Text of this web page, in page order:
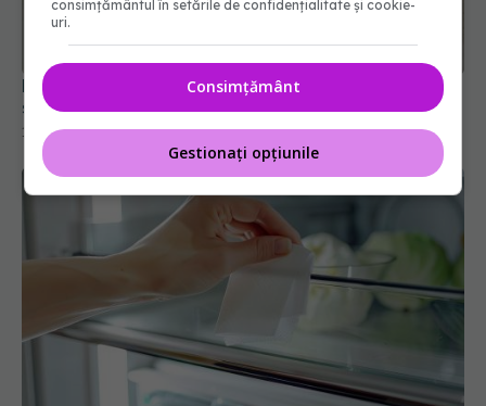
De ce pun unii oameni sare lângă fereastră. Ce
spune știința despre acest obicei
10 ian 2026, 12:30
consimțământul în setările de confidențialitate și cookie-
uri.
Consimțământ
Gestionați opțiunile